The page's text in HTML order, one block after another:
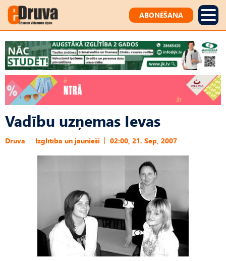
ABONĒŠANA
Vadību uzņemas Ievas
Druva Izglītība un jaunieši 02:00, 21. Sep, 2007